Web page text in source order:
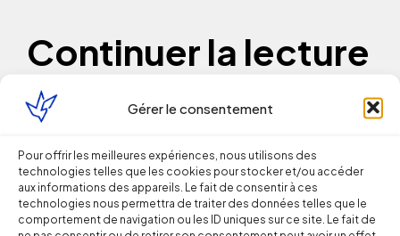
Gérer le consentement
Pour offrir les meilleures expériences, nous utilisons des
technologies telles que les cookies pour stocker et/ou accéder
aux informations des appareils. Le fait de consentir à ces
technologies nous permettra de traiter des données telles que le
comportement de navigation ou les ID uniques sur ce site. Le fait de
Continuer la lecture
Droit du Travail
Licenciement verbal : dans quels cas
est-il reconnu par les juges ?